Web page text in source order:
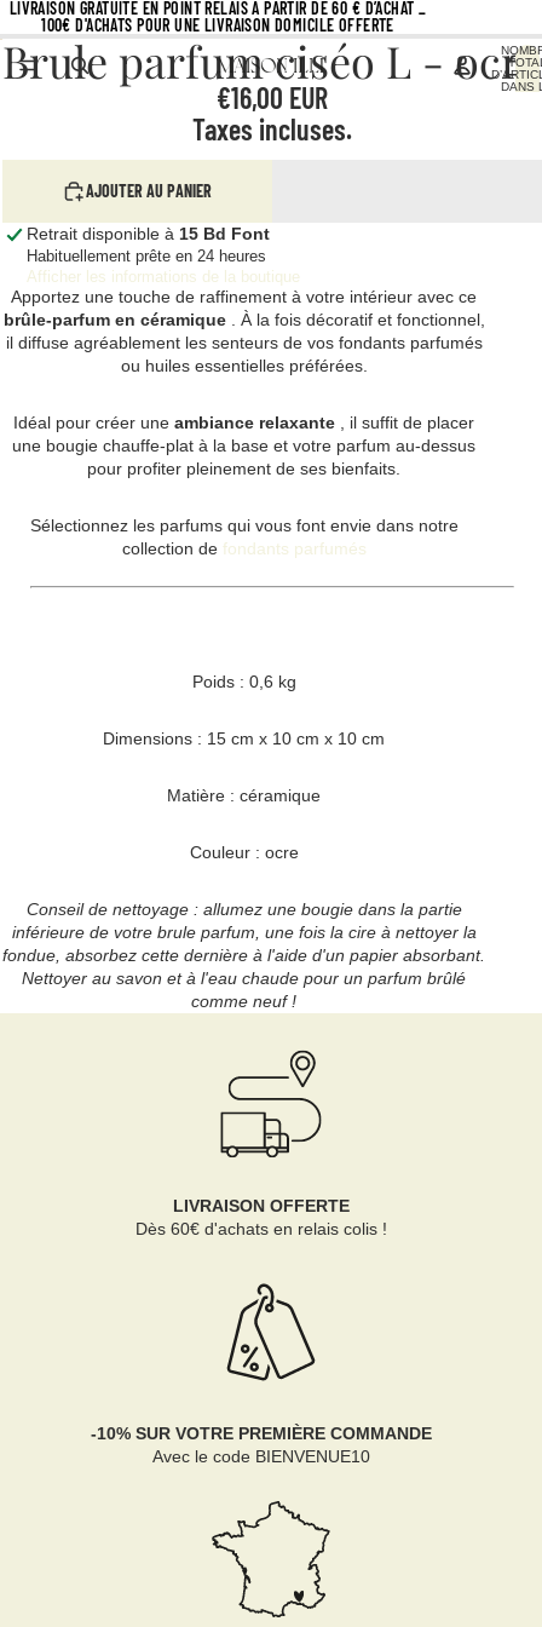
LIVRAISON GRATUITE EN POINT RELAIS À PARTIR DE 60 € D’ACHAT _
100€ D'ACHATS POUR UNE LIVRAISON DOMICILE OFFERTE
DANS
Brule parfum ciséo L - ocre
€16,00 EUR
Taxes incluses.
AJOUTER AU PANIER
Retrait disponible à 15 Bd Font
Habituellement prête en 24 heures
Afficher les informations de la boutique
Apportez une touche de raffinement à votre intérieur avec ce
brûle-parfum en céramique. À la fois décoratif et fonctionnel,
il diffuse agréablement les senteurs de vos fondants parfumés
ou huiles essentielles préférées.
Idéal pour créer une ambiance relaxante , il suffit de placer
une bougie chauffe-plat à la base et votre parfum au-dessus
pour profiter pleinement de ses bienfaits.
Sélectionnez les parfums qui vous font envie dans notre
collection de fondants parfumés
Poids : 0,6 kg
Dimensions : 15 cm x 10 cm x 10 cm
Matière : céramique
Couleur : ocre
Conseil de nettoyage : allumez une bougie dans la partie
inférieure de votre brule parfum, une fois la cire à nettoyer la
fondue, absorbez cette dernière à l'aide d'un papier absorbant.
Nettoyer au savon et à l'eau chaude pour un parfum brûlé
comme neuf !
LIVRAISON OFFERTE
Dès 60€ d'achats en relais colis !
-10% SUR VOTRE PREMIÈRE COMMANDE
Avec le code BIENVENUE10